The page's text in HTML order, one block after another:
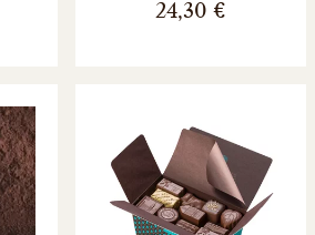
24,30 €